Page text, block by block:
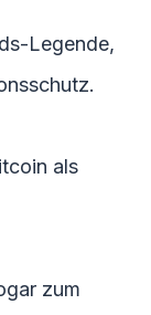
Legende,
als
zum